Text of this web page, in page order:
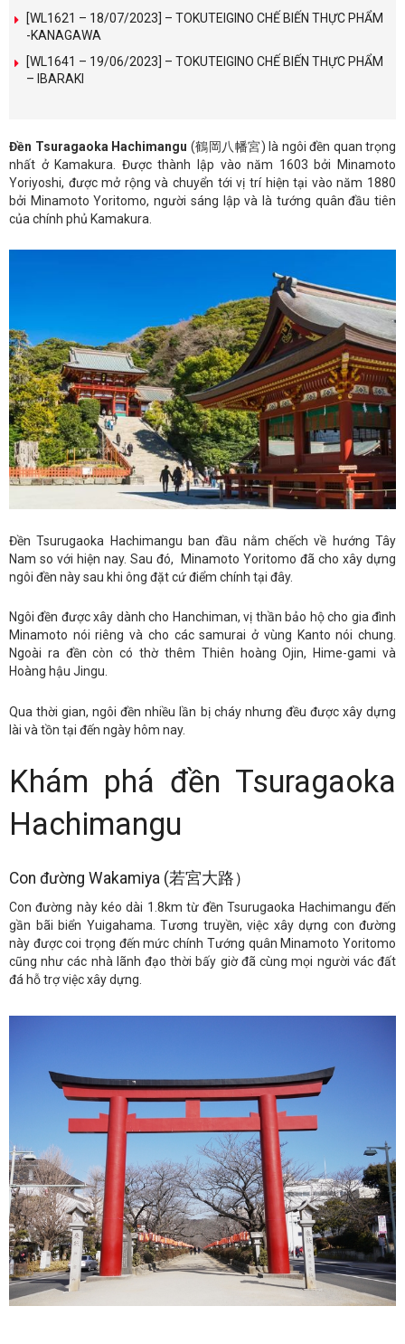
[WL1621 – 18/07/2023] – TOKUTEIGINO CHẾ BIẾN THỰC PHẨM
-KANAGAWA
[WL1641 – 19/06/2023] – TOKUTEIGINO CHẾ BIẾN THỰC PHẨM
– IBARAKI
Đền Tsuragaoka Hachimangu (鶴岡八幡宮) là ngôi đền quan trọng
nhất ở Kamakura. Được thành lập vào năm 1603 bởi Minamoto
Yoriyoshi, được mở rộng và chuyển tới vị trí hiện tại vào năm 1880
bởi Minamoto Yoritomo, người sáng lập và là tướng quân đầu tiên
của chính phủ Kamakura.
Đền Tsurugaoka Hachimangu ban đầu nằm chếch về hướng Tây
Nam so với hiện nay. Sau đó, Minamoto Yoritomo đã cho xây dựng
ngôi đền này sau khi ông đặt cứ điểm chính tại đây.
Ngôi đền được xây dành cho Hanchiman, vị thần bảo hộ cho gia đình
Minamoto nói riêng và cho các samurai ở vùng Kanto nói chung.
Ngoài ra đền còn có thờ thêm Thiên hoàng Ojin, Hime-gami và
Hoàng hậu Jingu.
Qua thời gian, ngôi đền nhiều lần bị cháy nhưng đều được xây dựng
lài và tồn tại đến ngày hôm nay.
Khám phá đền Tsuragaoka
Hachimangu
Con đường Wakamiya (若宮大路）
Con đường này kéo dài 1.8km từ đền Tsurugaoka Hachimangu đến
gần bãi biển Yuigahama. Tương truyền, việc xây dựng con đường
này được coi trọng đến mức chính Tướng quân Minamoto Yoritomo
cũng như các nhà lãnh đạo thời bấy giờ đã cùng mọi người vác đất
đá hỗ trợ việc xây dựng.